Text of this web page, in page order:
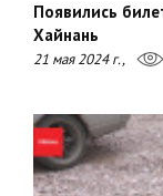
Появились
Хайнань
21 мая 2024 г.,